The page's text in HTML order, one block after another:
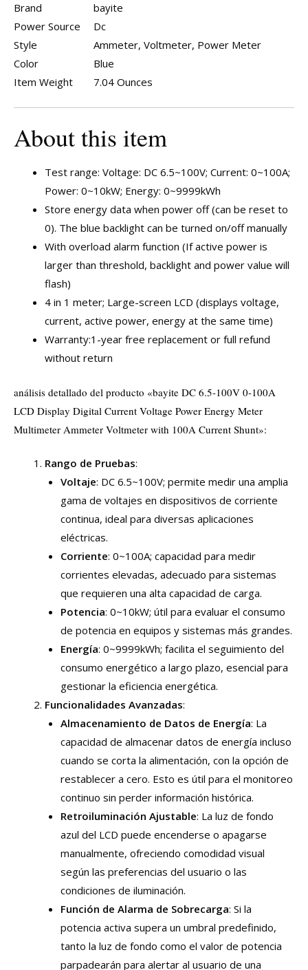
Brand
bayite
Power Source
Dc
Style
Ammeter, Voltmeter, Power Meter
Color
Blue
Item Weight
7.04 Ounces
About this item
Test range: Voltage: DC 6.5~100V; Current: 0~100A;
Power: 0~10kW; Energy: 0~9999kWh
Store energy data when power off (can be reset to
0). The blue backlight can be turned on/off manually
With overload alarm function (If active power is
larger than threshold, backlight and power value will
flash)
4 in 1 meter; Large-screen LCD (displays voltage,
current, active power, energy at the same time)
Warranty:1-year free replacement or full refund
without return
análisis detallado del producto «bayite DC 6.5-100V 0-100A
LCD Display Digital Current Voltage Power Energy Meter
Multimeter Ammeter Voltmeter with 100A Current Shunt»:
Rango de Pruebas:
Voltaje: DC 6.5~100V; permite medir una amplia
gama de voltajes en dispositivos de corriente
continua, ideal para diversas aplicaciones
eléctricas.
Corriente: 0~100A; capacidad para medir
corrientes elevadas, adecuado para sistemas
que requieren una alta capacidad de carga.
Potencia: 0~10kW; útil para evaluar el consumo
de potencia en equipos y sistemas más grandes.
Energía: 0~9999kWh; facilita el seguimiento del
consumo energético a largo plazo, esencial para
gestionar la eficiencia energética.
Funcionalidades Avanzadas:
Almacenamiento de Datos de Energía: La
capacidad de almacenar datos de energía incluso
cuando se corta la alimentación, con la opción de
restablecer a cero. Esto es útil para el monitoreo
continuo sin perder información histórica.
Retroiluminación Ajustable: La luz de fondo
azul del LCD puede encenderse o apagarse
manualmente, ofreciendo comodidad visual
según las preferencias del usuario o las
condiciones de iluminación.
Función de Alarma de Sobrecarga: Si la
potencia activa supera un umbral predefinido,
tanto la luz de fondo como el valor de potencia
parpadearán para alertar al usuario de una